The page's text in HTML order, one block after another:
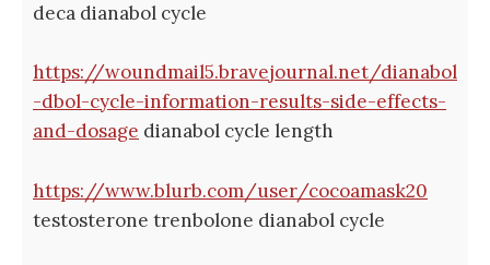
deca dianabol cycle
https://woundmail5.bravejournal.net/dianabol
-dbol-cycle-information-results-side-effects-
and-dosage dianabol cycle length
https://www.blurb.com/user/cocoamask20
testosterone trenbolone dianabol cycle